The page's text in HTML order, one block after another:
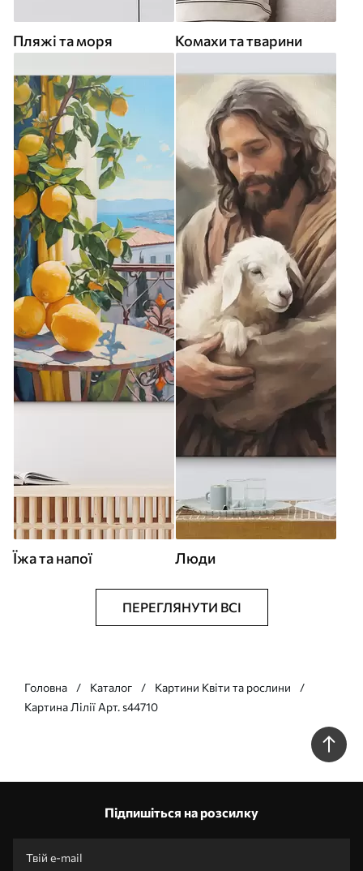
Пляжі та моря Комахи та тварини
Їжа та напої Люди
ПЕРЕГЛЯНУТИ ВСІ
Головна Каталог
Картини Квіти та рослини
Картина Лілії Арт. s44710
Підпишіться на розсилку